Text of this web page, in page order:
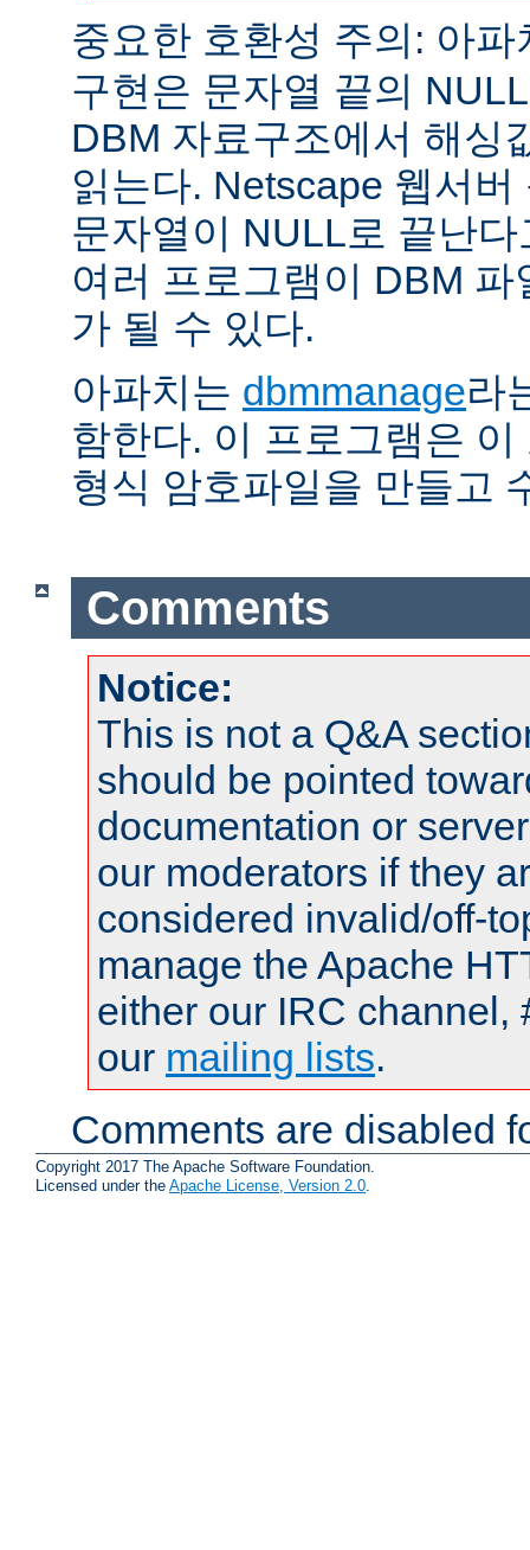
중요한 호환성 주의: 아
구현은 문자열 끝의
DBM 자료구조에서 해싱
읽는다. Netscape 웹서
문자열이 NULL로 끝난
여러 프로그램이 DBM
가 될 수 있다.
아파치는 dbmmanage라
함한다. 이 프로그램은
형식 암호파일을 만들고
Comments
Notice:
This is not a Q&A
should be pointed
documentation or
our moderators if they
considered invalid/off-
manage the Apache
either our IRC channel,
our mailing lists.
Comments are disabled
Copyright 2017 The Apache Software Foundation.
Licensed under the Apache License, Version 2.0.